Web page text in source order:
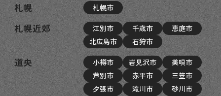
札幌 札幌市
札幌近郊 江別市 千歳市
恵庭市
北広島市
石狩市
道央 小樽市 岩見沢市
美唄市
芦別市
赤平市
三笠市
夕張市
滝川市
砂川市